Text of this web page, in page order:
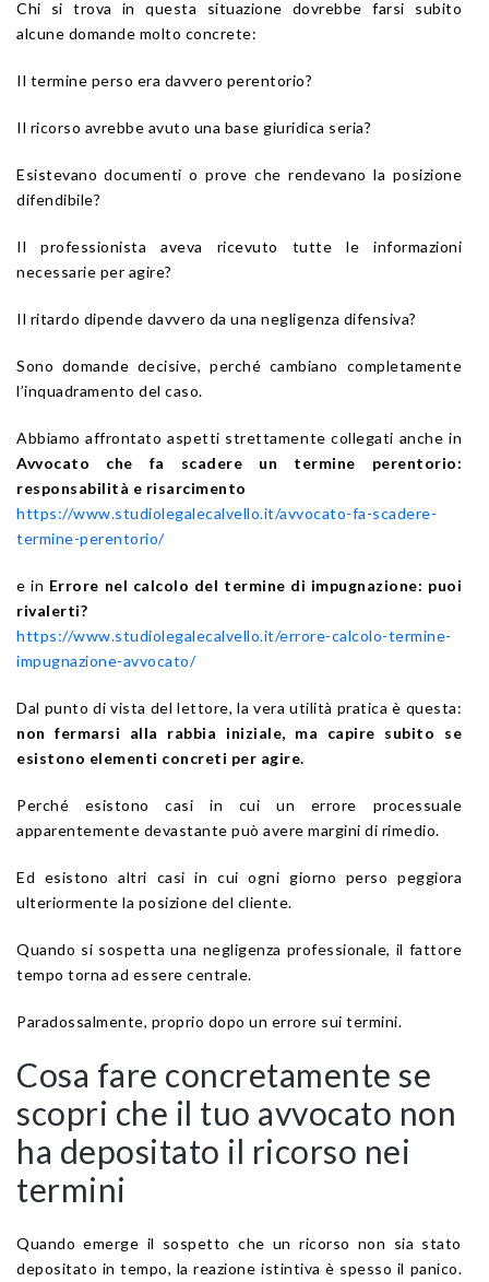
Chi si trova in questa situazione dovrebbe farsi subito
alcune domande molto concrete:
Il termine perso era davvero perentorio?
Il ricorso avrebbe avuto una base giuridica seria?
Esistevano documenti o prove che rendevano la posizione
difendibile?
Il professionista aveva ricevuto tutte le informazioni
necessarie per agire?
Il ritardo dipende davvero da una negligenza difensiva?
Sono domande decisive, perché cambiano completamente
l’inquadramento del caso.
Abbiamo affrontato aspetti strettamente collegati anche in
Avvocato che fa scadere un termine perentorio:
responsabilità e risarcimento
https://www.studiolegalecalvello.it/avvocato-fa-scadere-
termine-perentorio/
e in Errore nel calcolo del termine di impugnazione: puoi
rivalerti?
https://www.studiolegalecalvello.it/errore-calcolo-termine-
impugnazione-avvocato/
Dal punto di vista del lettore, la vera utilità pratica è questa:
non fermarsi alla rabbia iniziale, ma capire subito se
esistono elementi concreti per agire.
Perché esistono casi in cui un errore processuale
apparentemente devastante può avere margini di rimedio.
Ed esistono altri casi in cui ogni giorno perso peggiora
ulteriormente la posizione del cliente.
Quando si sospetta una negligenza professionale, il fattore
tempo torna ad essere centrale.
Paradossalmente, proprio dopo un errore sui termini.
Cosa fare concretamente se
scopri che il tuo avvocato non
ha depositato il ricorso nei
termini
Quando emerge il sospetto che un ricorso non sia stato
depositato in tempo, la reazione istintiva è spesso il panico.